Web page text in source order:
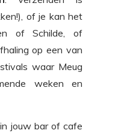
of je kan het
of Schilde, of
op een van
waar Meug
weken en
jouw bar of cafe